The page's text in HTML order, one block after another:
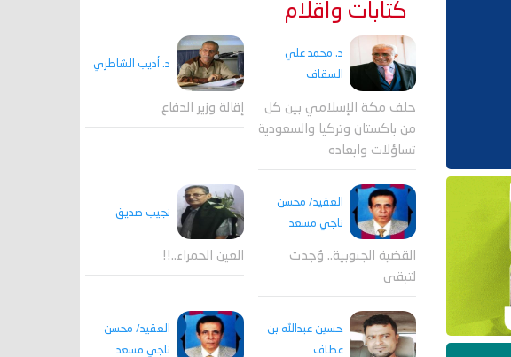
كتابات واقلام
د. محمد علي
السقاف
حلف مكة الإسلامي بين كل
من باكستان وتركيا والسعودية
تساؤلات وابعاده
د. أديب الشاطري
إقالة وزير الدفاع
العقيد/ محسن
ناجي مسعد
القضية الجنوبية.. وُجدت
لتبقى
نجيب صديق
العين الحمراء..!!
حسين عبدالله بن
عطاف
العقيد/ محسن
ناجي مسعد